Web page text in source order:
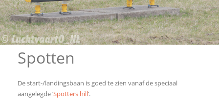
Spotten
De start-/landingsbaan is goed te zien vanaf de speciaal
aangelegde ‘Spotters hill‘.